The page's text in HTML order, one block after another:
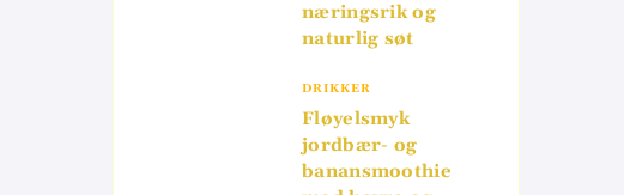
næringsrik og
naturlig søt
DRIKKER
Fløyelsmyk
jordbær- og
banansmoothie